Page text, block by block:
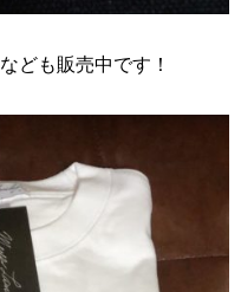
なども販売中です！